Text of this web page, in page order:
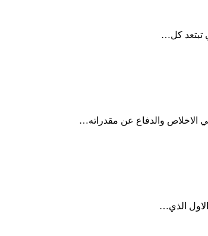
تبتعد كل…
الاخلاص والدفاع عن مقدراته…
الذي…